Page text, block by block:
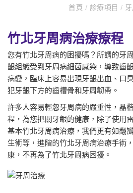
首頁 / 診療項目 /
竹北牙周病治療療程
您有竹北牙周病的困擾嗎？所謂的牙
齦組織受到牙周病細菌感染，導致齒
病變，臨床上容易出現牙齦出血、口
犯牙齦下方的齒槽骨和牙周韌帶。
許多人容易輕忽牙周病的嚴重性，晶
程，為您把關牙齦的健康，除了使用
基本竹北牙周病治療，我們更有如翻
生術等，進階的竹北牙周病治療手術
康，不再為了竹北牙周病困擾。